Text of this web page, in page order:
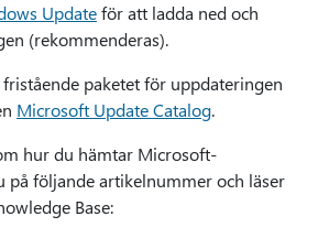
Updateför att ladda ned och
(rekommenderas).
paketet för uppdateringen
Microsoft Update Catalog.
hur du hämtar Microsoft-
på följande artikelnummer och läser
Base: